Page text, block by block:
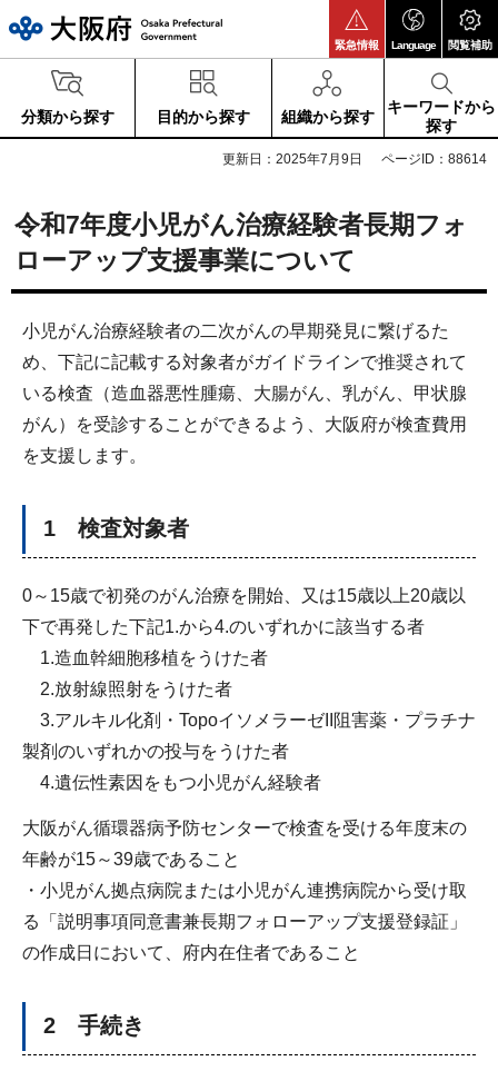
緊急情報 Language 閲覧補助
分類から探す 目的から探す 組織から探す
キーワードから
探す
更新日：2025年7月9日 ページID：88614
令和7年度小児がん治療経験者長期フォ
ローアップ支援事業について
小児がん治療経験者の二次がんの早期発見に繋げるた
め、下記に記載する対象者がガイドラインで推奨されて
いる検査（造血器悪性腫瘍、大腸がん、乳がん、甲状腺
がん）を受診することができるよう、大阪府が検査費用
を支援します。
1 検査対象者
0～15歳で初発のがん治療を開始、又は15歳以上20歳以
下で再発した下記1.から4.のいずれかに該当する者
1.造血幹細胞移植をうけた者
2.放射線照射をうけた者
3.アルキル化剤・TopoイソメラーゼII阻害薬・プラチナ
製剤のいずれかの投与をうけた者
4.遺伝性素因をもつ小児がん経験者
大阪がん循環器病予防センターで検査を受ける年度末の
年齢が15～39歳であること
・小児がん拠点病院または小児がん連携病院から受け取
る「説明事項同意書兼長期フォローアップ支援登録証」
の作成日において、府内在住者であること
2 手続き